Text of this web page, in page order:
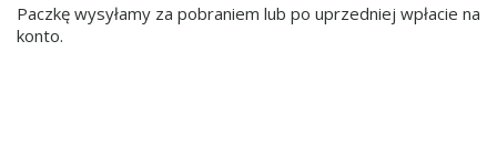
Paczkę wysyłamy za pobraniem lub po uprzedniej wpłacie na
konto.